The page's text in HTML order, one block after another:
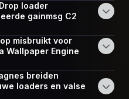
loader
gainmsg C2
misbruikt voor
Wallpaper Engine
breiden
loaders en valse